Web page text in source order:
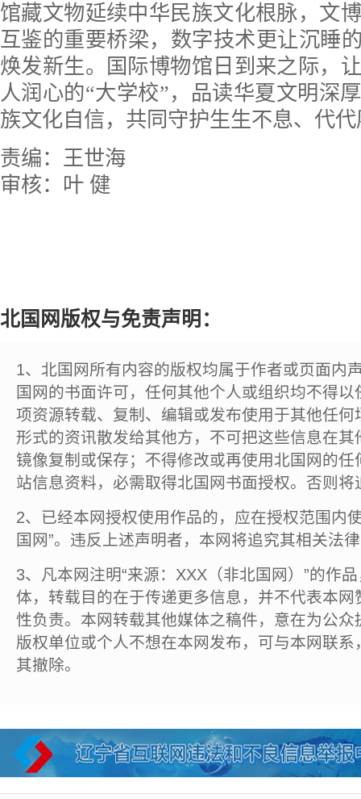
馆藏文物延续中华民族文化根脉，文
互鉴的重要桥梁，数字技术更让沉睡
焕发新生。国际博物馆日到来之际，
人润心的“大学校”，品读华夏文明深
族文化自信，共同守护生生不息、代
责编：王世海
审核：叶 健
北国网版权与免责声明：
1、北国网所有内容的版权均属于作者或页面内
国网的书面许可，任何其他个人或组织均不得
项资源转载、复制、编辑或发布使用于其他任
形式的资讯散发给其他方，不可把这些信息在
镜像复制或保存；不得修改或再使用北国网的
站信息资料，必需取得北国网书面授权。否则将
2、已经本网授权使用作品的，应在授权范围内
国网”。违反上述声明者，本网将追究其相关法
3、凡本网注明“来源：XXX（非北国网）”的作
体，转载目的在于传递更多信息，并不代表本
性负责。本网转载其他媒体之稿件，意在为公
版权单位或个人不想在本网发布，可与本网联
其撤除。